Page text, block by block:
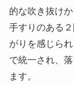
的な吹き抜け
手すりのある
がりを感じら
で統一され、
ます。